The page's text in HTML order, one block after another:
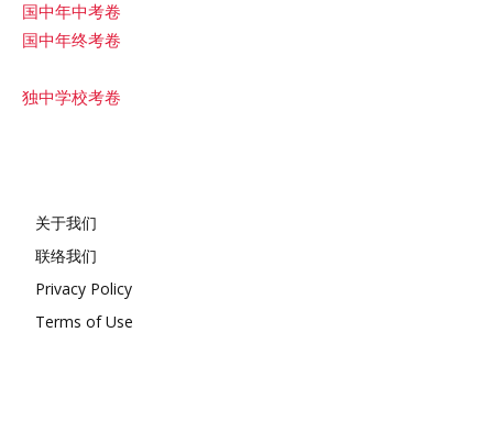
国中年中考卷
国中年终考卷
独中学校考卷
关于我们
联络我们
Privacy Policy
Terms of Use